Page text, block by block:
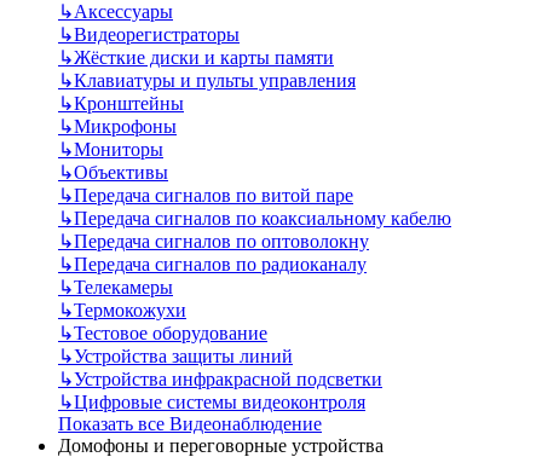
↳Аксессуары
↳Видеорегистраторы
↳Жёсткие диски и карты памяти
↳Клавиатуры и пульты управления
↳Кронштейны
↳Микрофоны
↳Мониторы
↳Объективы
↳Передача сигналов по витой паре
↳Передача сигналов по коаксиальному кабелю
↳Передача сигналов по оптоволокну
↳Передача сигналов по радиоканалу
↳Телекамеры
↳Термокожухи
↳Тестовое оборудование
↳Устройства защиты линий
↳Устройства инфракрасной подсветки
↳Цифровые системы видеоконтроля
Показать все Видеонаблюдение
Домофоны и переговорные устройства